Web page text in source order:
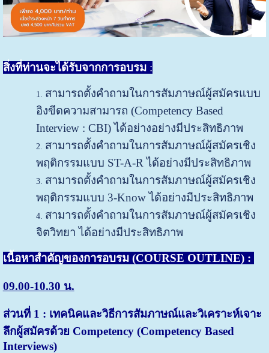
สิ่งที่ท่านจะได้รับจากการอบรม :
สามารถตั้งคำถามในการสัมภาษณ์ผู้สมัครแบบ
อิงขีดความสามารถ (Competency Based
Interview : CBI) ได้อย่างอย่างมีประสิทธิภาพ
สามารถตั้งคำถามในการสัมภาษณ์ผู้สมัครเชิง
พฤติกรรมแบบ ST-A-R ได้อย่างมีประสิทธิภาพ
สามารถตั้งคำถามในการสัมภาษณ์ผู้สมัครเชิง
พฤติกรรมแบบ 3-Know ได้อย่างมีประสิทธิภาพ
สามารถตั้งคำถามในการสัมภาษณ์ผู้สมัครเชิง
จิตวิทยา ได้อย่างมีประสิทธิภาพ
เนื้อหาสำคัญของการอบรม (COURSE OUTLINE) :
09.00-10.30 น.
ส่วนที่ 1 : เทคนิคและวิธีการสัมภาษณ์และวิเคราะห์เจาะ
ลึกผู้สมัครด้วย Competency (Competency Based
Interviews)